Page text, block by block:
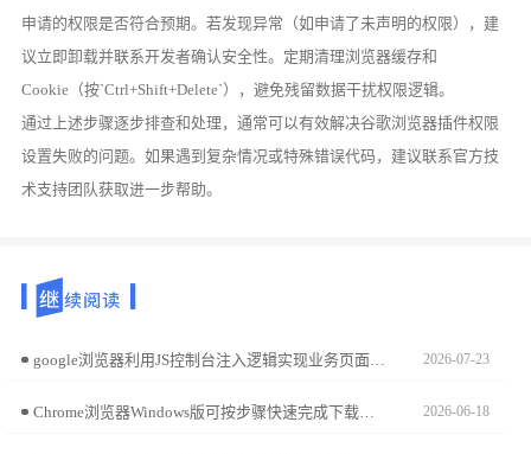
申请的权限是否符合预期。若发现异常（如申请了未声明的权限），建
议立即卸载并联系开发者确认安全性。定期清理浏览器缓存和
Cookie（按`Ctrl+Shift+Delete`），避免残留数据干扰权限逻辑。
通过上述步骤逐步排查和处理，通常可以有效解决谷歌浏览器插件权限
设置失败的问题。如果遇到复杂情况或特殊错误代码，建议联系官方技
术支持团队获取进一步帮助。
google浏览器利用JS控制台注入逻辑实现业务页面自动化交互闭环的技术手册。通过编写高效脚本实现海量数据的自动化采集与指令触发，大幅精简重复性办公任务流程。 2026-07-23
Chrome浏览器Windows版可按步骤快速完成下载安装和配置，用户可高效启用浏览器，实现功能完整、安全稳定运行，提升办公及浏览效率。 2026-06-18